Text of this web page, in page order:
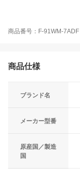
商品番号：F-91WM-7ADF
商品仕様
ブランド名
メーカー型番
原産国／製造
国